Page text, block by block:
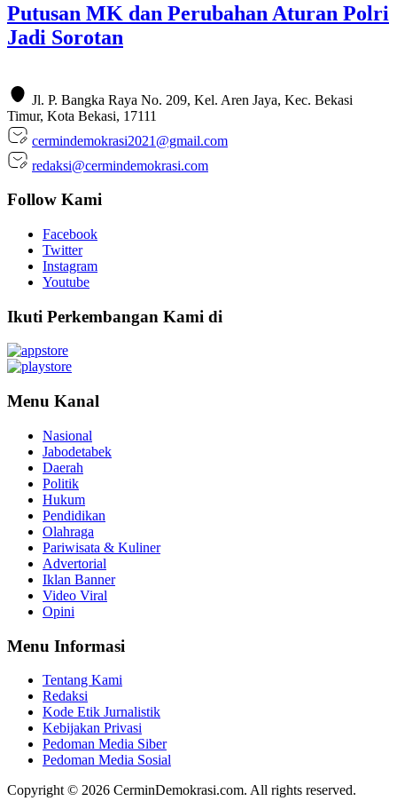
Putusan MK dan Perubahan Aturan Polri
Jadi Sorotan
Jl. P. Bangka Raya No. 209, Kel. Aren Jaya, Kec. Bekasi
Timur, Kota Bekasi, 17111
cermindemokrasi2021@gmail.com
redaksi@cermindemokrasi.com
Follow Kami
Facebook
Twitter
Instagram
Youtube
Ikuti Perkembangan Kami di
Menu Kanal
Nasional
Jabodetabek
Daerah
Politik
Hukum
Pendidikan
Olahraga
Pariwisata & Kuliner
Advertorial
Iklan Banner
Video Viral
Opini
Menu Informasi
Tentang Kami
Redaksi
Kode Etik Jurnalistik
Kebijakan Privasi
Pedoman Media Siber
Pedoman Media Sosial
Copyright © 2026 CerminDemokrasi.com. All rights reserved.